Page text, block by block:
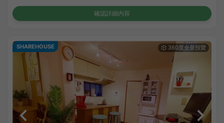
確認詳細內容
SHAREHOUSE